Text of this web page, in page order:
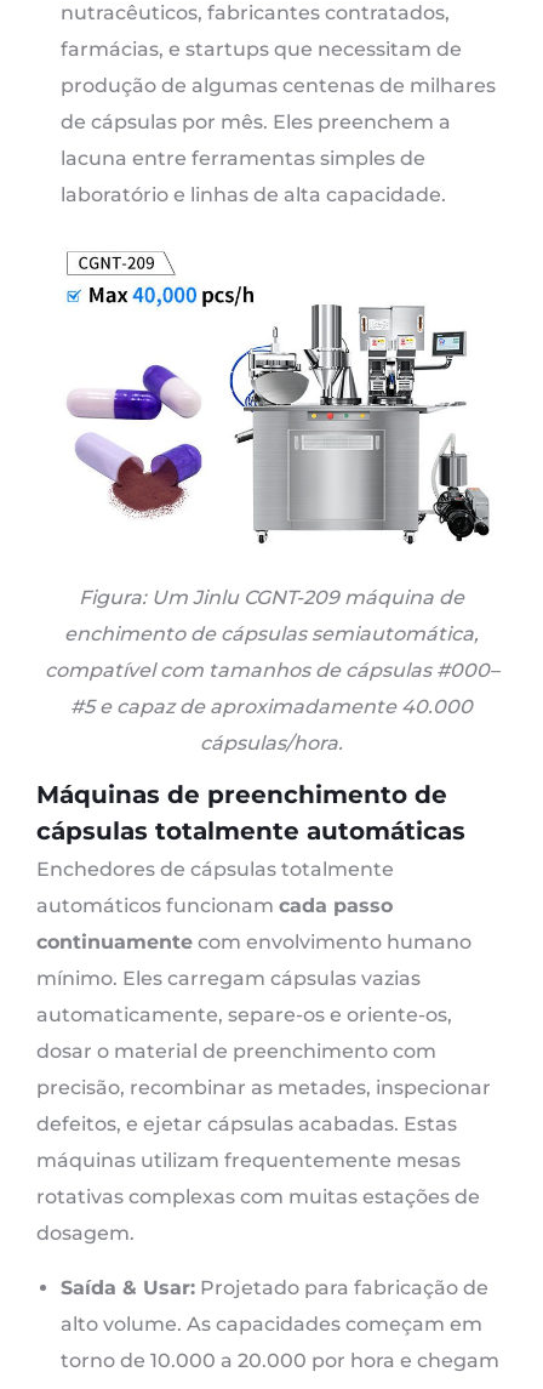
nutracêuticos, fabricantes contratados,
farmácias, e startups que necessitam de
produção de algumas centenas de milhares
de cápsulas por mês. Eles preenchem a
lacuna entre ferramentas simples de
laboratório e linhas de alta capacidade.
Figura: Um Jinlu CGNT-209 máquina de
enchimento de cápsulas semiautomática,
compatível com tamanhos de cápsulas #000–
#5 e capaz de aproximadamente 40.000
cápsulas/hora.
Máquinas de preenchimento de
cápsulas totalmente automáticas
Enchedores de cápsulas totalmente
automáticos funcionam cada passo
continuamente com envolvimento humano
mínimo. Eles carregam cápsulas vazias
automaticamente, separe-os e oriente-os,
dosar o material de preenchimento com
precisão, recombinar as metades, inspecionar
defeitos, e ejetar cápsulas acabadas. Estas
máquinas utilizam frequentemente mesas
rotativas complexas com muitas estações de
dosagem.
Saída & Usar: Projetado para fabricação de
alto volume. As capacidades começam em
torno de 10.000 a 20.000 por hora e chegam